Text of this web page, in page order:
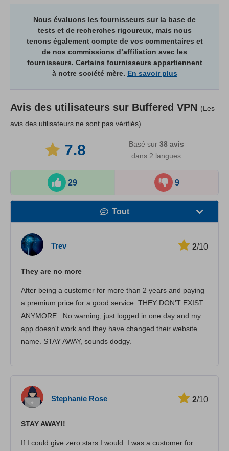
Nous évaluons les fournisseurs sur la base de
tests et de recherches rigoureux, mais nous
tenons également compte de vos commentaires et
de nos commissions d’affiliation avec les
fournisseurs. Certains fournisseurs appartiennent
à notre société mère. En savoir plus
Avis des utilisateurs sur Buffered VPN (Les
avis des utilisateurs ne sont pas vérifiés)
7.8 Basé sur 38avis
dans 2 langues
29 9
Tout
Іervice client
Trev 2/10
They are no more
After being a customer for more than 2 years and paying
a premium price for a good service. THEY DON'T EXIST
ANYMORE.. No warning, just logged in one day and my
app doesn't work and they have changed their website
name. STAY AWAY, sounds dodgy.
Stephanie Rose 2/10
STAY AWAY!!
If I could give zero stars I would. I was a customer for